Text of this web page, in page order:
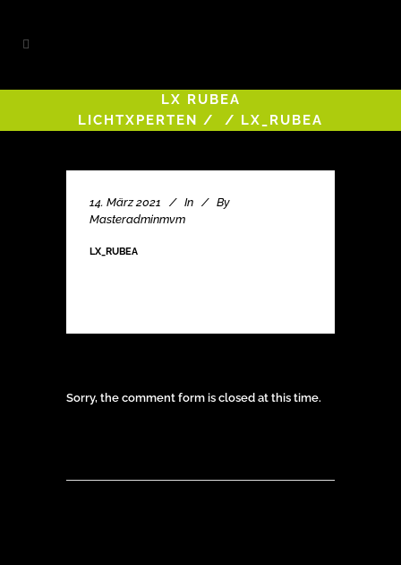
LX RUBEA
LICHTXPERTEN / / LX_RUBEA
14. März 2021 In
By
Masteradminmvm
LX_RUBEA
Sorry, the comment form is closed at this time.